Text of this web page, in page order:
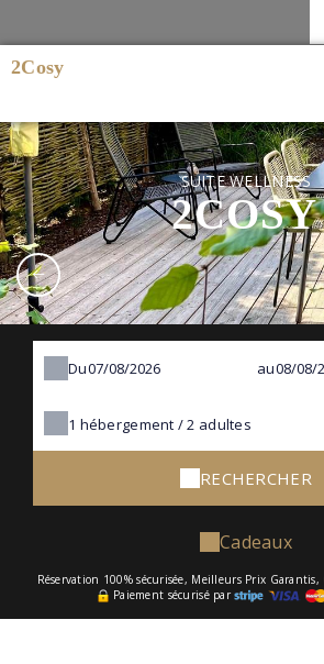
2Cosy
SUITE WELLNESS
2COSY
Du au
1 hébergement /2 adultes
RECHERCHER
Cadeaux
Réservation 100% sécurisée, Meilleurs Prix
Paiement sécurisé par